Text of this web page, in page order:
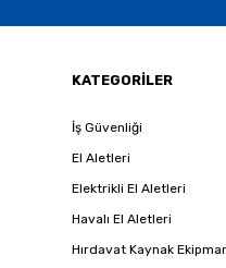
KATEGORİLER
İş Güvenliği
El Aletleri
Elektrikli El Aletleri
Havalı El Aletleri
Hırdavat Kaynak